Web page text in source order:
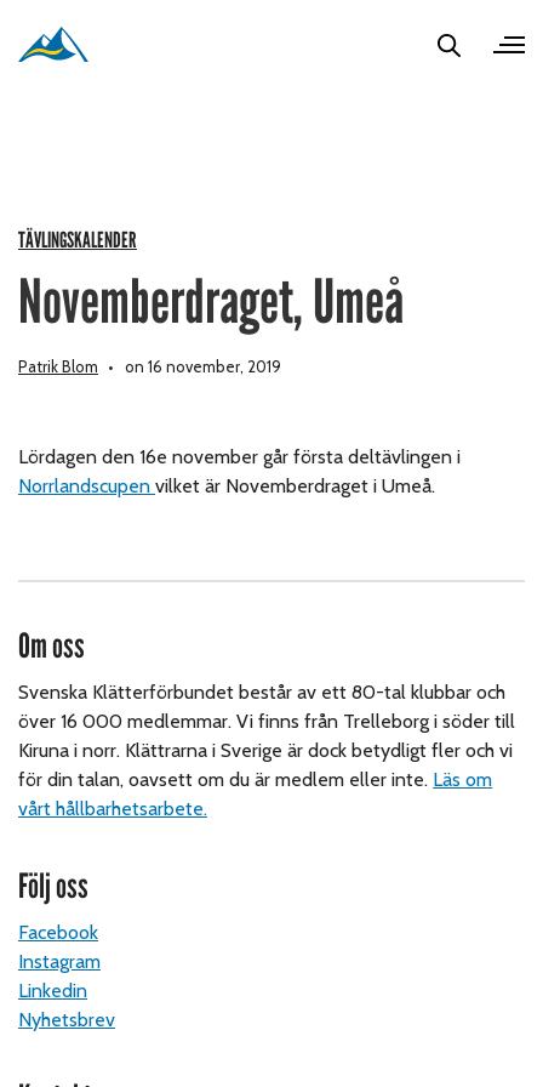
TÄVLINGSKALENDER
Novemberdraget, Umeå
Patrik Blom on 16 november, 2019
Lördagen den 16e november går första deltävlingen i
Norrlandscupenvilket är Novemberdraget i Umeå.
Om oss
Svenska Klätterförbundet består av ett 80-tal klubbar och
över 16 000 medlemmar. Vi finns från Trelleborg i söder till
Kiruna i norr. Klättrarna i Sverige är dock betydligt fler och vi
för din talan, oavsett om du är medlem eller inte. Läs om
vårt hållbarhetsarbete.
Följ oss
Facebook
Instagram
Linkedin
Nyhetsbrev